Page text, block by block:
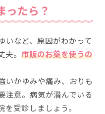
ったら？
いなど、原因がわかって
。 市販のお薬を使うの
いかゆみや痛み、おりも
注意。病気が潜んでいる
受診しましょう。